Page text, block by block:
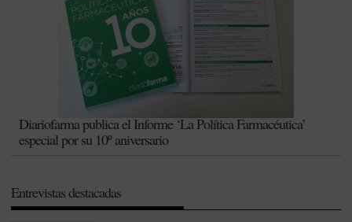
Diariofarma publica el Informe ‘La Política Farmacéutica’
especial por su 10º aniversario
Entrevistas destacadas